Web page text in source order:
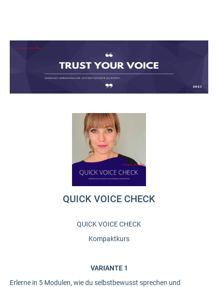
QUICK VOICE CHECK
QUICK VOICE CHECK
Kompaktkurs
VARIANTE 1
Erlerne in 5 Modulen, wie du selbstbewusst sprechen und